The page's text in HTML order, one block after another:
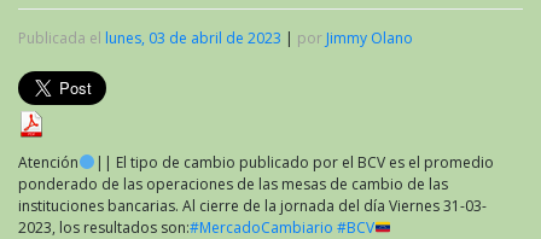
Publicada el lunes, 03 de abril de 2023 | por Jimmy Olano
Atención
|| El tipo de cambio publicado por el BCV es el promedio
ponderado de las operaciones de las mesas de cambio de las
instituciones bancarias. Al cierre de la jornada del día Viernes 31-03-
2023, los resultados son:#MercadoCambiario #BCV